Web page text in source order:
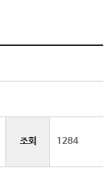
조회 1284